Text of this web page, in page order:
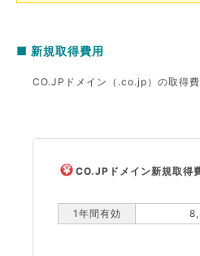
■ 新規取得費用
CO.JPドメイン（.co.jp）の取得費
CO.JPドメイン新規取得
1年間有効